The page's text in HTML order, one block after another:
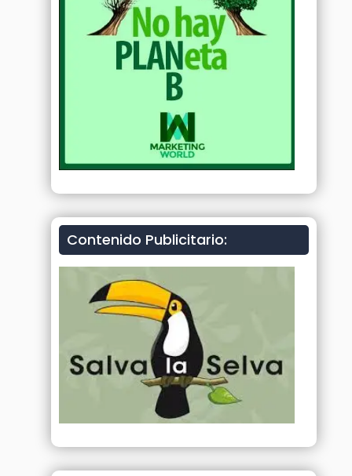
Contenido Publicitario: